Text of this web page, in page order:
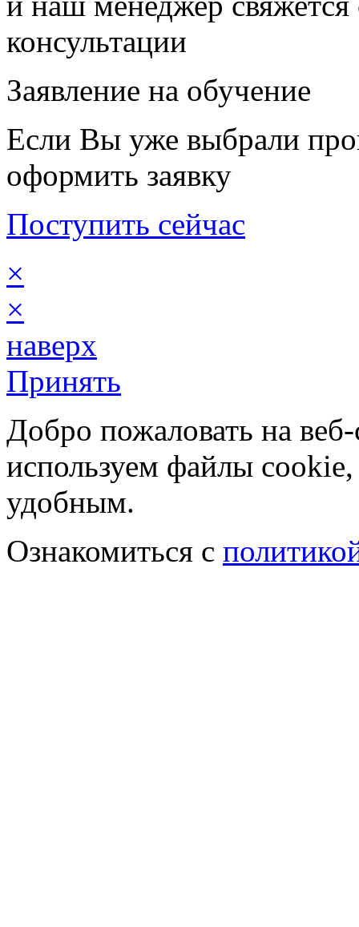
консультации
Заявление на обучение
Если Вы уже выбрали
оформить заявку
Поступить сейчас
×
×
наверх
Принять
Добро пожаловать на
используем файлы cookie,
удобным.
Ознакомиться с